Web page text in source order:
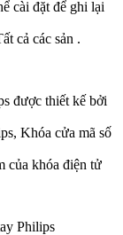
cài đặt để ghi lại
cả các sản .
được thiết kế bởi
Khóa cửa mã số
của khóa điện tử
Philips